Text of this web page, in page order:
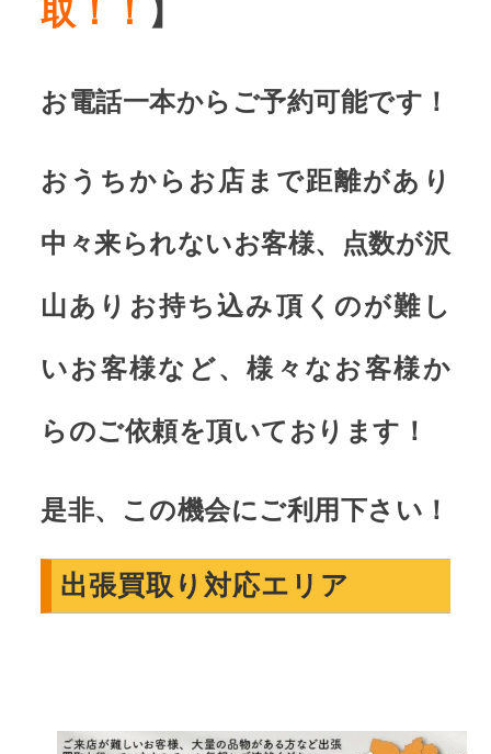
取！！ 】
お電話一本からご予約可能です！
おうちからお店まで距離があり
中々来られないお客様、点数が沢
山ありお持ち込み頂くのが難し
いお客様など、様々なお客様か
らのご依頼を頂いております！
是非、この機会にご利用下さい！
出張買取り対応エリア